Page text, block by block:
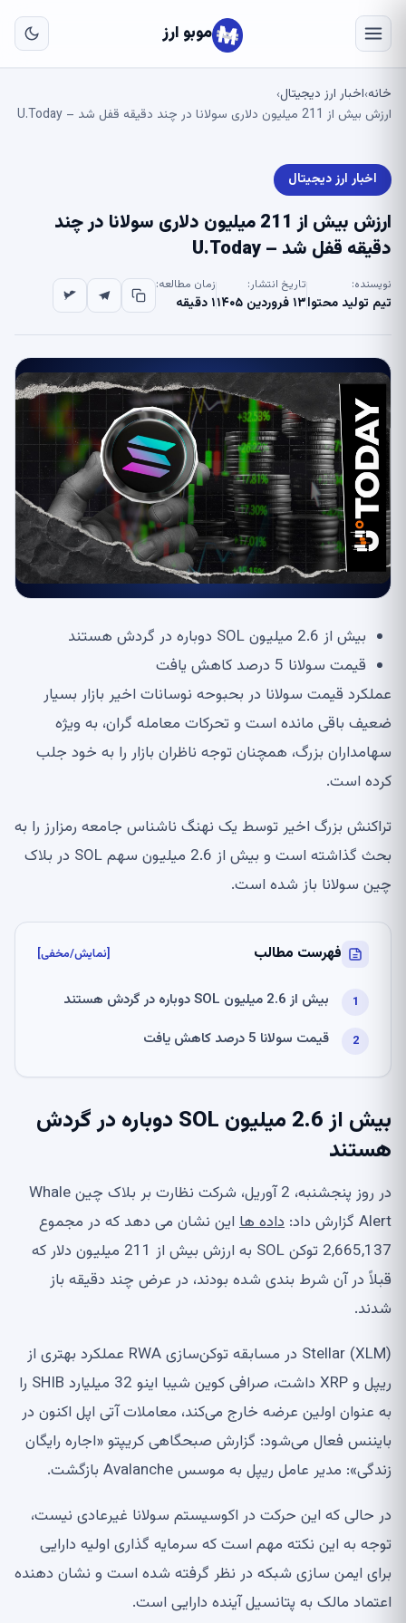
موبو ارز
خانه›اخبار ارز دیجیتال›
ارزش بیش از 211 میلیون دلاری سولانا در چند دقیقه قفل شد – U.Today
اخبار ارز دیجیتال
ارزش بیش از 211 میلیون دلاری سولانا در چند
دقیقه قفل شد – U.Today
نویسنده:
تیم تولید محتوا
تاریخ انتشار:
۱۳ فروردین ۱۴۰۵
زمان مطالعه:
۱ دقیقه
بیش از 2.6 میلیون SOL دوباره در گردش هستند
قیمت سولانا 5 درصد کاهش یافت
عملکرد قیمت سولانا در بحبوحه نوسانات اخیر بازار بسیار
ضعیف باقی مانده است و تحرکات معامله گران، به ویژه
سهامداران بزرگ، همچنان توجه ناظران بازار را به خود جلب
کرده است.
تراکنش بزرگ اخیر توسط یک نهنگ ناشناس جامعه رمزارز را به
بحث گذاشته است و بیش از 2.6 میلیون سهم SOL در بلاک
چین سولانا باز شده است.
فهرست مطالب [نمایش/مخفی]
بیش از 2.6 میلیون SOL دوباره در گردش هستند
قیمت سولانا 5 درصد کاهش یافت
بیش از 2.6 میلیون SOL دوباره در گردش
هستند
در روز پنجشنبه، 2 آوریل، شرکت نظارت بر بلاک چین Whale
Alert گزارش داد:
داده ها این نشان می دهد که در مجموع
2,665,137 توکن SOL به ارزش بیش از 211 میلیون دلار که
قبلاً در آن شرط بندی شده بودند، در عرض چند دقیقه باز
شدند.
Stellar (XLM) در مسابقه توکن‌سازی RWA عملکرد بهتری از
ریپل و XRP داشت، صرافی کوین شیبا اینو 32 میلیارد SHIB را
به عنوان اولین عرضه خارج می‌کند، معاملات آتی اپل اکنون در
بایننس فعال می‌شود: گزارش صبحگاهی کریپتو «اجاره رایگان
زندگی»: مدیر عامل ریپل به موسس Avalanche بازگشت.
در حالی که این حرکت در اکوسیستم سولانا غیرعادی نیست،
توجه به این نکته مهم است که سرمایه گذاری اولیه دارایی
برای ایمن سازی شبکه در نظر گرفته شده است و نشان دهنده
اعتماد مالک به پتانسیل آینده دارایی است.